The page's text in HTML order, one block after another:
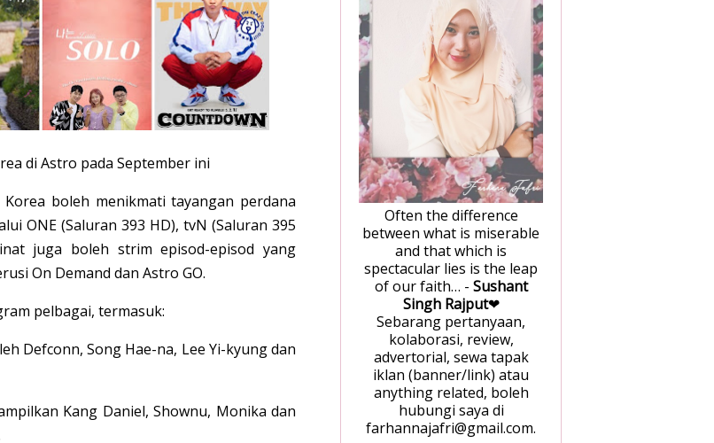
di Astro pada September ini
boleh menikmati tayangan perdana
ONE (Saluran 393 HD), tvN (Saluran 395
juga boleh strim episod-episod yang
On Demand dan Astro GO.
pelbagai, termasuk:
Defconn, Song Hae-na, Lee Yi-kyung dan
Kang Daniel, Shownu, Monika dan
Often the difference
between what is miserable
and that which is
spectacular lies is the leap
of our faith… - Sushant
Singh Rajput❤
Sebarang pertanyaan,
kolaborasi, review,
advertorial, sewa tapak
iklan (banner/link) atau
anything related, boleh
hubungi saya di
farhannajafri@gmail.com.